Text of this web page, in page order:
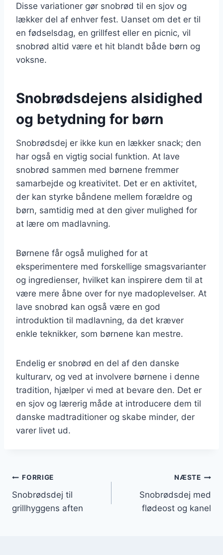
Disse variationer gør snobrød til en sjov og
lækker del af enhver fest. Uanset om det er til
en fødselsdag, en grillfest eller en picnic, vil
snobrød altid være et hit blandt både børn og
voksne.
Snobrødsdejens alsidighed
og betydning for børn
Snobrødsdej er ikke kun en lækker snack; den
har også en vigtig social funktion. At lave
snobrød sammen med børnene fremmer
samarbejde og kreativitet. Det er en aktivitet,
der kan styrke båndene mellem forældre og
børn, samtidig med at den giver mulighed for
at lære om madlavning.
Børnene får også mulighed for at
eksperimentere med forskellige smagsvarianter
og ingredienser, hvilket kan inspirere dem til at
være mere åbne over for nye madoplevelser. At
lave snobrød kan også være en god
introduktion til madlavning, da det kræver
enkle teknikker, som børnene kan mestre.
Endelig er snobrød en del af den danske
kulturarv, og ved at involvere børnene i denne
tradition, hjælper vi med at bevare den. Det er
en sjov og lærerig måde at introducere dem til
danske madtraditioner og skabe minder, der
varer livet ud.
Indlægsnavigation
FORRIGE
Snobrødsdej til
grillhyggens aften
NÆSTE
Snobrødsdej med
flødeost og kanel